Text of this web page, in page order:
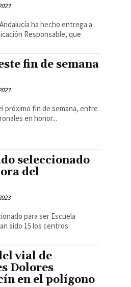
ha hecho entrega a
Responsable, que
fin de semana
próximo fin de semana, entre
en honor...
seleccionado
del
para ser Escuela
sido 15 los centros
vial de
Dolores
en el polígono